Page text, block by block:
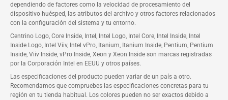
dependiendo de factores como la velocidad de procesamiento del
dispositivo huésped, las atributos del archivo y otros factores relacionados
con la configuración del sistema y tu entorno.
Centrino Logo, Core Inside, Intel, Intel Logo, Intel Core, Intel Inside, Intel
Inside Logo, Intel Viiv, Intel vPro, Itanium, Itanium Inside, Pentium, Pentium
Inside, Viiv Inside, vPro Inside, Xeon y Xeon Inside son marcas registradas
por la Corporación Intel en EEUU y otros países.
Las especificaciones del producto pueden variar de un país a otro.
Recomendamos que compruebes las especificaciones concretas para tu
región en tu tienda habitual. Los colores pueden no ser exactos debido a